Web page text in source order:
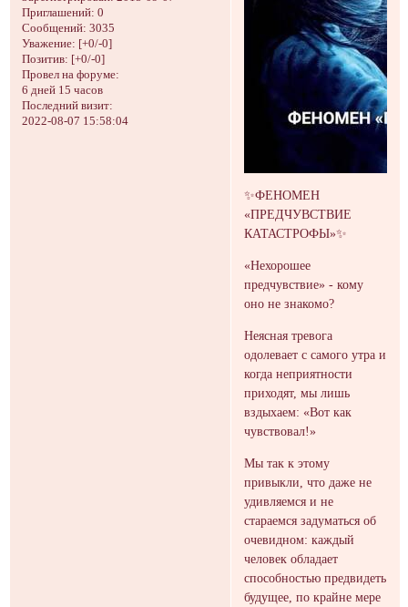
Приглашений: 0
Сообщений: 3035
Уважение: [+0/-0]
Позитив: [+0/-0]
Провел на форуме:
6 дней 15 часов
Последний визит:
2022-08-07 15:58:04
✨ФЕНОМЕН
«ПРЕДЧУВСТВИЕ
КАТАСТРОФЫ»✨
«Нехорошее
предчувствие» - кому
оно не знакомо?
Неясная тревога
одолевает с самого утра и
когда неприятности
приходят, мы лишь
вздыхаем: «Вот как
чувствовал!»
Мы так к этому
привыкли, что даже не
удивляемся и не
стараемся задуматься об
очевидном: каждый
человек обладает
способностью предвидеть
будущее, по крайне мере